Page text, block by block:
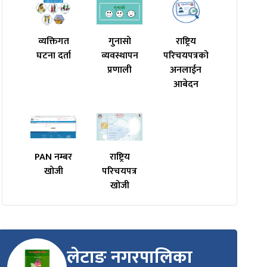
व्यक्तिगत
घटना दर्ता
गुनासो
व्यवस्थापन
प्रणाली
राष्ट्रिय
परिचयपत्रको
अनलाईन
आबेदन
PAN नम्बर
खोजी
राष्ट्रिय
परिचयपत्र
खोजी
लेटाङ नगरपालिका